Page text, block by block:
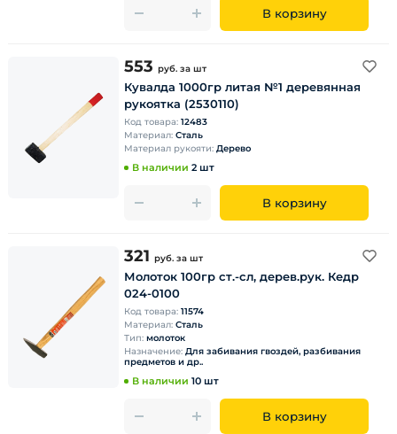
В корзину
553 руб. за шт
Кувалда 1000гр литая №1 деревянная
рукоятка (2530110)
Код товара: 12483
Материал: Сталь
Материал рукояти: Дерево
В наличии 2 шт
В корзину
321 руб. за шт
Молоток 100гр ст.-сл, дерев.рук. Кедр
024-0100
Код товара: 11574
Материал: Сталь
Тип: молоток
Назначение: Для забивания гвоздей, разбивания
предметов и др..
В наличии 10 шт
В корзину